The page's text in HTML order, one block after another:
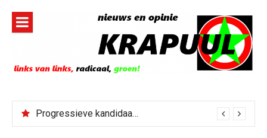
inhoud
Progressieve kandidaat El-Sayed senaatskandidaat Michigan